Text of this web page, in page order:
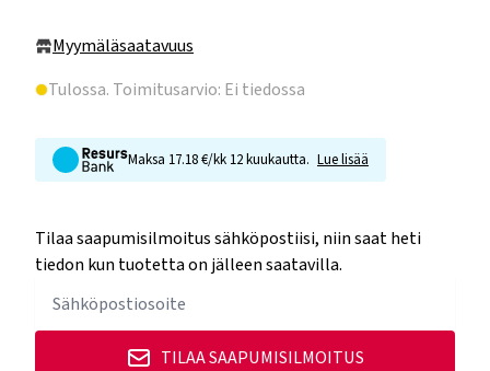
Myymäläsaatavuus
Tulossa. Toimitusarvio: Ei tiedossa
Maksa 17.18 €/kk 12 kuukautta. Lue lisää
Tilaa saapumisilmoitus sähköpostiisi, niin saat heti
tiedon kun tuotetta on jälleen saatavilla.
TILAA SAAPUMISILMOITUS